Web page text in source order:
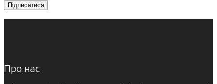
Про нас